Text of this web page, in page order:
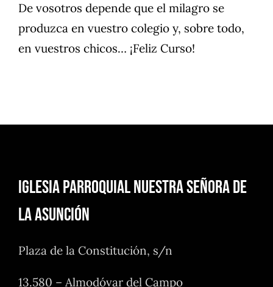
De vosotros depende que el milagro se
produzca en vuestro colegio y, sobre todo,
en vuestros chicos… ¡Feliz Curso!
Iglesia Parroquial Nuestra Señora de
la Asunción
Plaza de la Constitución, s/n
13.580 – Almodóvar del Campo